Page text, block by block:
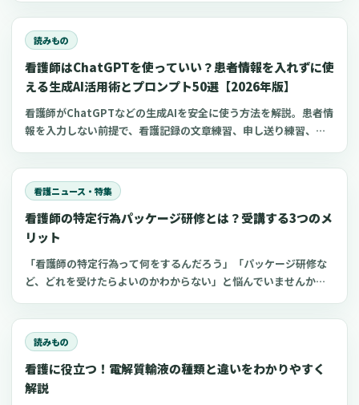
読みもの
看護師はChatGPTを使っていい？患者情報を入れずに使
える生成AI活用術とプロンプト50選【2026年版】
看護師がChatGPTなどの生成AIを安全に使う方法を解説。患者情
報を入力しない前提で、看護記録の文章練習、申し送り練習、復
看護ニュース・特集
看護師の特定行為パッケージ研修とは？受講する3つのメ
リット
「看護師の特定行為って何をするんだろう」「パッケージ研修な
ど、どれを受けたらよいのかわからない」と悩んでいませんか？
り特定行為のパッケージ研修が開始され、以前よりも受講しやす
くなっています。 特定行為の領域別パッケージ研修や受講するメ
リットを知り、キャリアアップの一つの選択肢にしてください。
読みもの
看護に役立つ！電解質輸液の種類と違いをわかりやすく
解説